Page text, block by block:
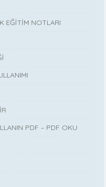
EĞİTİM NOTLARI
PDF – PDF OKU